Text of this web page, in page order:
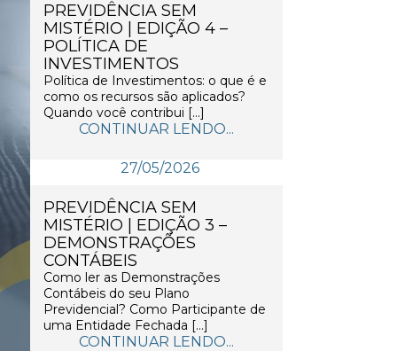
PREVIDÊNCIA SEM
MISTÉRIO | EDIÇÃO 4 –
POLÍTICA DE
INVESTIMENTOS
Política de Investimentos: o que é e
como os recursos são aplicados?
Quando você contribui […]
CONTINUAR LENDO...
27/05/2026
PREVIDÊNCIA SEM
MISTÉRIO | EDIÇÃO 3 –
DEMONSTRAÇÕES
CONTÁBEIS
Como ler as Demonstrações
Contábeis do seu Plano
Previdencial? Como Participante de
uma Entidade Fechada […]
CONTINUAR LENDO...